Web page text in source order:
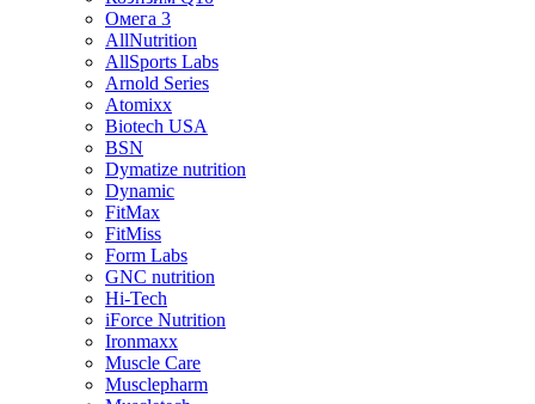
Омега 3
AllNutrition
AllSports Labs
Arnold Series
Atomixx
Biotech USA
BSN
Dymatize nutrition
Dynamic
FitMax
FitMiss
Form Labs
GNC nutrition
Hi-Tech
iForce Nutrition
Ironmaxx
Muscle Care
Musclepharm